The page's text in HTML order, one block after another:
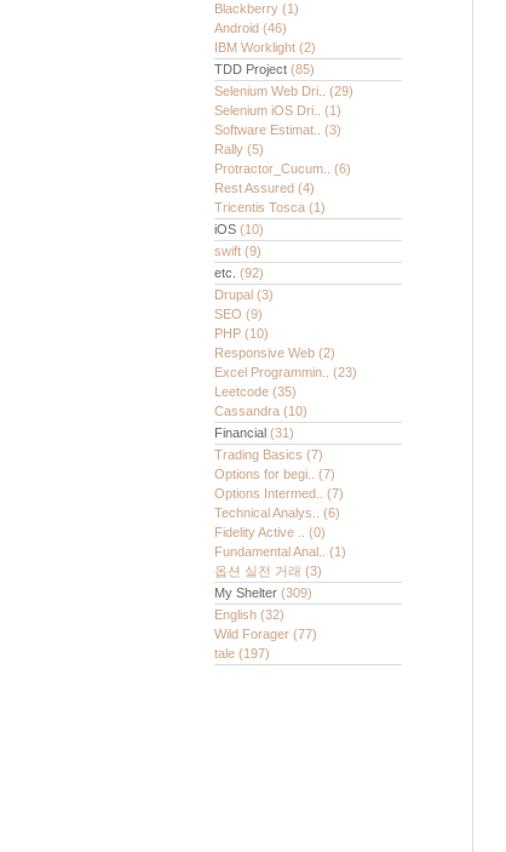
Blackberry (1)
Android (46)
IBM Worklight (2)
TDD Project (85)
Selenium Web Dri.. (29)
Selenium iOS Dri.. (1)
Software Estimat.. (3)
Rally (5)
Protractor_Cucum.. (6)
Rest Assured (4)
Tricentis Tosca (1)
iOS (10)
swift (9)
etc. (92)
Drupal (3)
SEO (9)
PHP (10)
Responsive Web (2)
Excel Programmin.. (23)
Leetcode (35)
Cassandra (10)
Financial (31)
Trading Basics (7)
Options for begi.. (7)
Options Intermed.. (7)
Technical Analys.. (6)
Fidelity Active .. (0)
Fundamental Anal.. (1)
옵션 실전 거래 (3)
My Shelter (309)
English (32)
Wild Forager (77)
tale (197)